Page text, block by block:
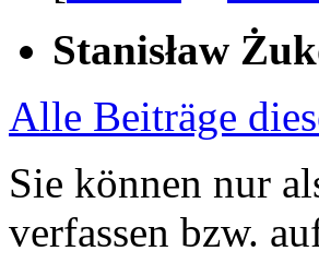
Stanisław
Alle Beiträge
Sie können nur
verfassen bzw.